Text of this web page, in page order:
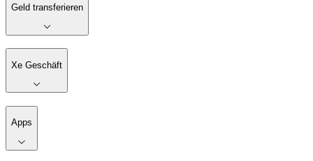
Geld transferieren
Xe Geschäft
Apps